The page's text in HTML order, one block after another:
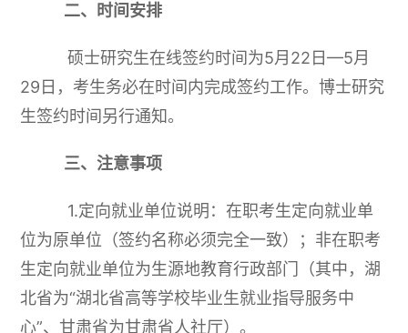
二、时间安排
硕士研究生在线签约时间为5月22日—5月
29日，考生务必在时间内完成签约工作。博士研究
生签约时间另行通知。
三、注意事项
1.定向就业单位说明：在职考生定向就业单
位为原单位（签约名称必须完全一致）；非在职考
生定向就业单位为生源地教育行政部门（其中，湖
北省为“湖北省高等学校毕业生就业指导服务中
心”、甘肃省为甘肃省人社厅）。